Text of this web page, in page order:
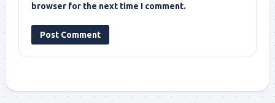
browser for the next time I comment.